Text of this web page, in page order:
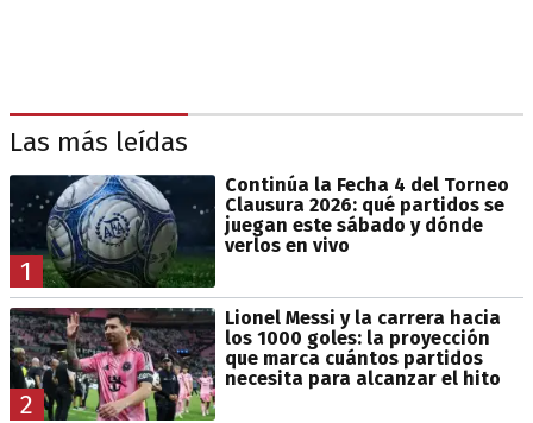
Las más leídas
1
Continúa la Fecha 4 del Torneo
Clausura 2026: qué partidos se
juegan este sábado y dónde
verlos en vivo
2
Lionel Messi y la carrera hacia
los 1000 goles: la proyección
que marca cuántos partidos
necesita para alcanzar el hito